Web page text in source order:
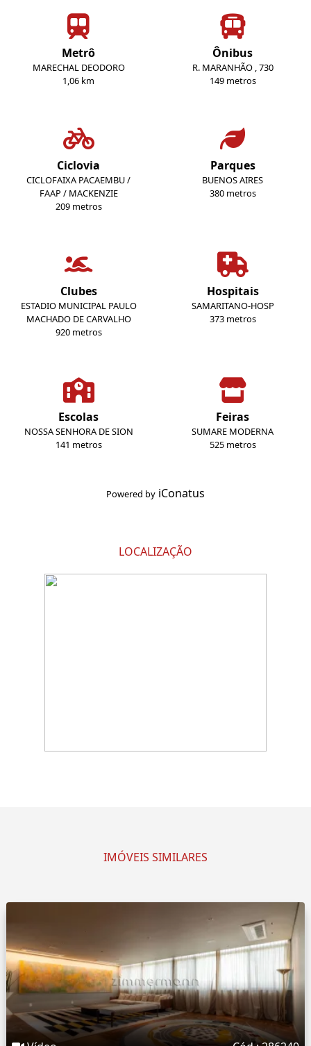
Metrô
MARECHAL DEODORO
1,06 km
Ônibus
R. MARANHÃO , 730
149 metros
Ciclovia
CICLOFAIXA PACAEMBU /
FAAP / MACKENZIE
209 metros
Parques
BUENOS AIRES
380 metros
Clubes
ESTADIO MUNICIPAL PAULO
MACHADO DE CARVALHO
920 metros
Hospitais
SAMARITANO-HOSP
373 metros
Escolas
NOSSA SENHORA DE SION
141 metros
Feiras
SUMARE MODERNA
525 metros
Powered by iConatus
LOCALIZAÇÃO
IMÓVEIS SIMILARES